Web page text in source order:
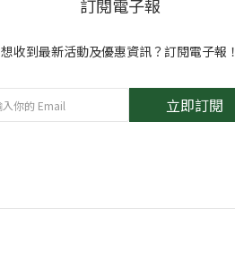
訂閱電子報
想收到最新活動及優惠資訊？訂閱電子報！
立即訂閱